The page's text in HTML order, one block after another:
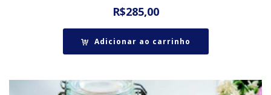
R$285,00
Adicionar ao carrinho